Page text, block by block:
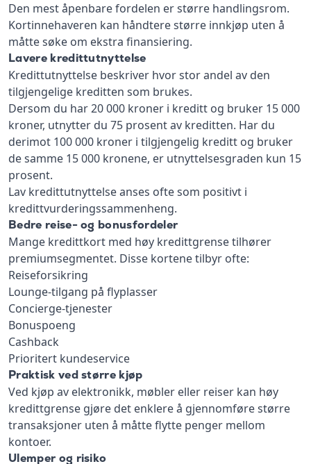
Den mest åpenbare fordelen er større handlingsrom.
Kortinnehaveren kan håndtere større innkjøp uten å
måtte søke om ekstra finansiering.
Lavere kredittutnyttelse
Kredittutnyttelse beskriver hvor stor andel av den
tilgjengelige kreditten som brukes.
Dersom du har 20 000 kroner i kreditt og bruker 15 000
kroner, utnytter du 75 prosent av kreditten. Har du
derimot 100 000 kroner i tilgjengelig kreditt og bruker
de samme 15 000 kronene, er utnyttelsesgraden kun 15
prosent.
Lav kredittutnyttelse anses ofte som positivt i
kredittvurderingssammenheng.
Bedre reise- og bonusfordeler
Mange kredittkort med høy kredittgrense tilhører
premiumsegmentet. Disse kortene tilbyr ofte:
Reiseforsikring
Lounge-tilgang på flyplasser
Concierge-tjenester
Bonuspoeng
Cashback
Prioritert kundeservice
Praktisk ved større kjøp
Ved kjøp av elektronikk, møbler eller reiser kan høy
kredittgrense gjøre det enklere å gjennomføre større
transaksjoner uten å måtte flytte penger mellom
kontoer.
Ulemper og risiko